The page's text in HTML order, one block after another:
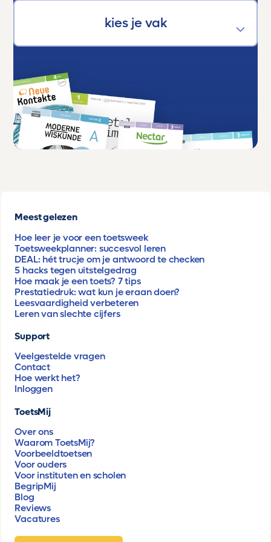
Meest gelezen
Hoe leer je voor een toetsweek
Toetsweekplanner: succesvol leren
DEAL: hét trucje om je antwoord te checken
5 hacks tegen uitstelgedrag
Hoe maak je een toets? 7 tips
Prestatiedruk: wat kun je eraan doen?
Leesvaardigheid verbeteren
Leren van slechte cijfers
Support
Veelgestelde vragen
Contact
Hoe werkt het?
Inloggen
ToetsMij
Over ons
Waarom ToetsMij?
Voorbeeldtoetsen
Voor ouders
Voor instituten en scholen
BegripMij
Blog
Reviews
Vacatures